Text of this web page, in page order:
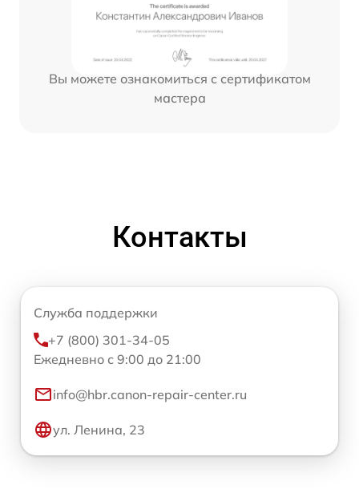
Вы можете ознакомиться с сертификатом
мастера
Контакты
Служба поддержки
+7 (800) 301-34-05
Ежедневно с 9:00 до 21:00
info@hbr.canon-repair-center.ru
ул. Ленина, 23